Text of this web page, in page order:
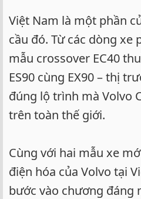
Việt Nam là một phần
cầu đó. Từ các dòng xe
mẫu crossover EC40
ES90 cùng EX90 – thị
đúng lộ trình mà Volvo
trên toàn thế giới.
Cùng với hai mẫu xe
điện hóa của Volvo tại
bước vào chương đáng